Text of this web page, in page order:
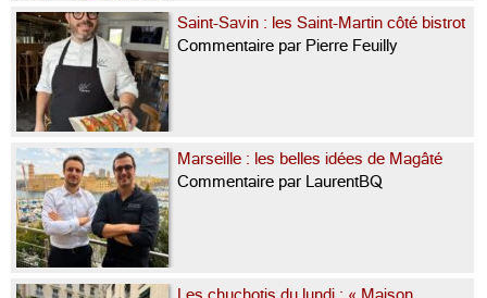
Saint-Savin : les Saint-Martin côté bistrot
Commentaire par Pierre Feuilly
Marseille : les belles idées de Magâté
Commentaire par LaurentBQ